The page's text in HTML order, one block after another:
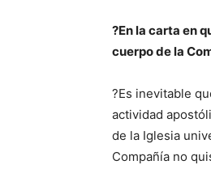
?En la carta en
cuerpo de la
?Es inevitable
actividad
de la Iglesia
Compañía no